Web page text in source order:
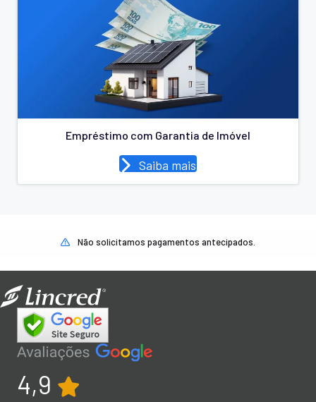
Empréstimo com Garantia de Imóvel
Saiba mais
Não solicitamos pagamentos antecipados.
4,9